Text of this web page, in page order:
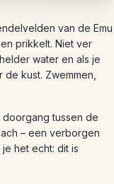
van de Emu
prikkelt. Niet ver
water en als je
kust. Zwemmen,
tussen de
– een verborgen
het echt: dit is